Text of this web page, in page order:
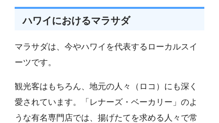
ハワイにおけるマラサダ
マラサダは、今やハワイを代表するローカルスイ
ーツです。
観光客はもちろん、地元の人々（ロコ）にも深く
愛されています。「レナーズ・ベーカリー」のよ
うな有名専門店では、揚げたてを求める人々で常